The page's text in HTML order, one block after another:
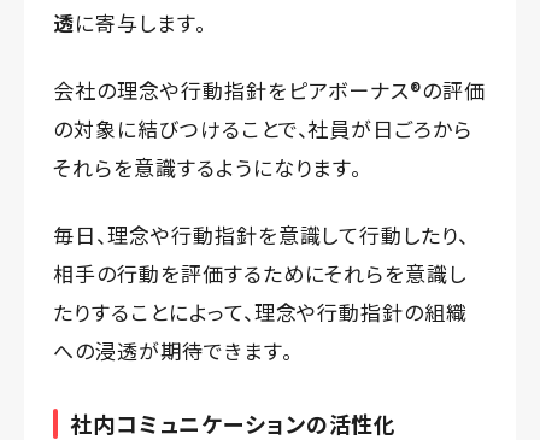
透に寄与します。
会社の理念や行動指針をピアボーナス®️の評価
の対象に結びつけることで、社員が日ごろから
それらを意識するようになります。
毎日、理念や行動指針を意識して行動したり、
相手の行動を評価するためにそれらを意識し
たりすることによって、理念や行動指針の組織
への浸透が期待できます。
社内コミュニケーションの活性化